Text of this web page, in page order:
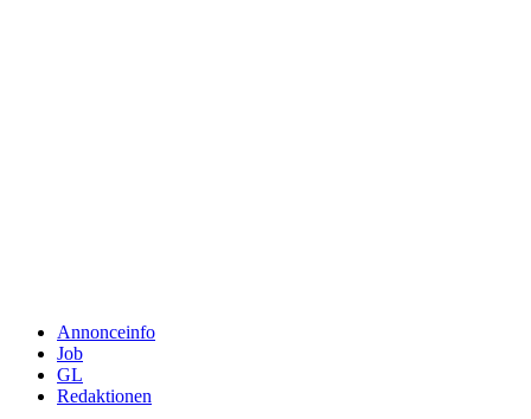
Annonceinfo
Job
GL
Redaktionen